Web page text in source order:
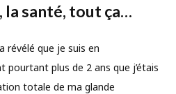
la santé, tout ça…
révélé que je suis en
pourtant plus de 2 ans que j’étais
totale de ma glande